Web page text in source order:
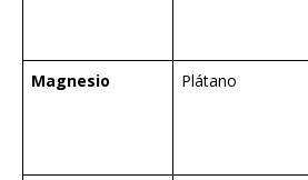
Magnesio
Plátano